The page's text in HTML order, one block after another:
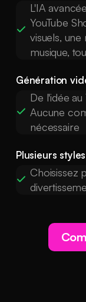
L'IA
YouTube
visuels,
musique,
Génération
De l'idée
Aucune
nécessaire
Plusieurs
Choisissez